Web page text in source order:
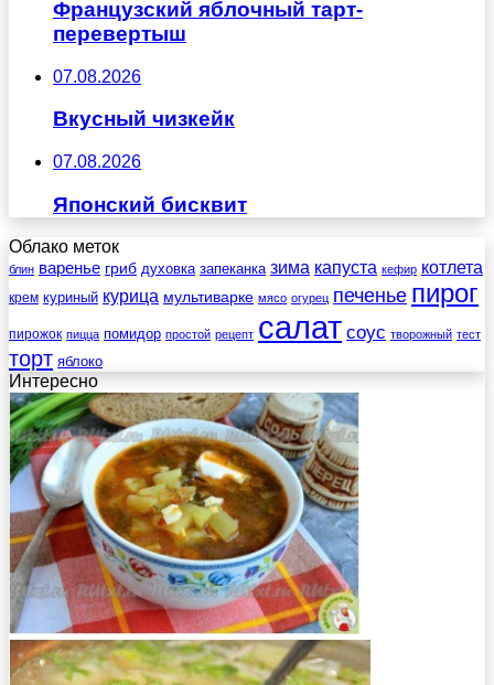
Французский яблочный тарт-
перевертыш
07.08.2026
Вкусный чизкейк
07.08.2026
Японский бисквит
Облако меток
блин варенье гриб духовка запеканка зима капуста кефир котлета
крем куриный курица мультиварке мясо огурец печенье пирог
пирожок пицца помидор простой рецепт салат соус творожный тест
торт яблоко
Интересно